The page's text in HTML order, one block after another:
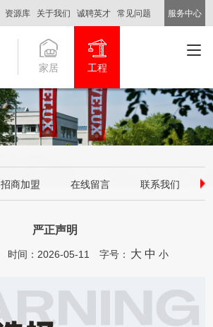
资源库 关于我们 诚聘英才 常见问题 服务中心
家居 工程
招商加盟 在线留言 联系我们
严正声明
时间：2026-05-11 字号： 大 中 小